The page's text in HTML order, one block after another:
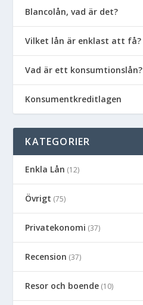
Blancolån, vad är det?
Vilket lån är enklast att få?
Vad är ett konsumtionslån?
Konsumentkreditlagen
KATEGORIER
Enkla Lån (12)
Övrigt (75)
Privatekonomi (37)
Recension (37)
Resor och boende (10)